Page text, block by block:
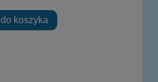
do koszyka